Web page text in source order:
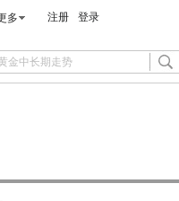
多 注册 登录